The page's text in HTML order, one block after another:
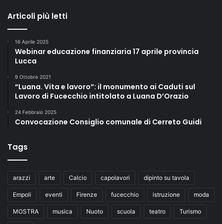
Articoli più letti
16 Aprile 2025
Webinar educazione finanziaria 17 aprile provincia
Lucca
9 Ottobre 2021
“Luana. Vita e lavoro”: il monumento ai Caduti sul
Lavoro di Fucecchio intitolato a Luana D’Orazio
24 Febbraio 2025
Convocazione Consiglio comunale di Cerreto Guidi
Tags
arazzi arte Calcio capolavori dipinto su tavola
Empoli eventi Firenze fucecchio istruzione moda
MOSTRA musica Nuoto scuola teatro Turismo